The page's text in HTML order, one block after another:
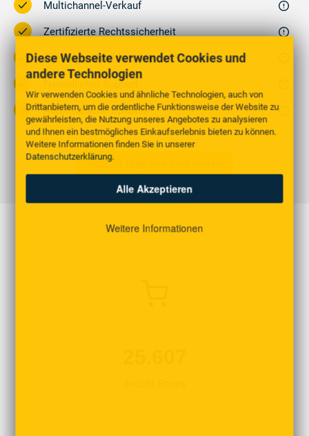
Diese Webseite verwendet Cookies und
andere Technologien
Wir verwenden Cookies und ähnliche Technologien, auch von
Drittanbietern, um die ordentliche Funktionsweise der Website zu
gewährleisten, die Nutzung unseres Angebotes zu analysieren
und Ihnen ein bestmögliches Einkaufserlebnis bieten zu können.
Weitere Informationen finden Sie in unserer
Datenschutzerklärung.
Alle Akzeptieren
Weitere Informationen
Multichannel-Verkauf
Zertifizierte Rechtssicherheit
Zahlungsabwicklung mit PayPal & Co.
Freundlicher Support
Automatische Updates
Jetzt 30 Tage risikolos testen!